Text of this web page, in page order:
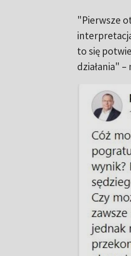
"Pierwsze
to się
działania" –